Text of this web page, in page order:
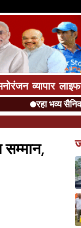
व्यापार
रहा भव्य सैनिक